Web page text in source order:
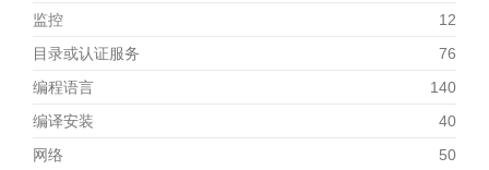
监控
12
目录或认证服务
76
编程语言
140
编译安装
40
网络
50